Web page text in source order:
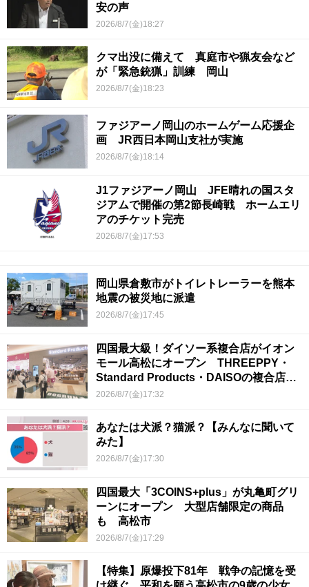
安の声
2026/8/7(金)18:27
クマ出没に備えて 真庭市や猟友会など
が「緊急銃猟」訓練 岡山
2026/8/7(金)18:23
ファジアーノ岡山のホームゲーム応援企
画 JR西日本岡山支社が実施
2026/8/7(金)18:14
J1ファジアーノ岡山 JFE晴れの国スタ
ジアムで開催の第2節長崎戦 ホームエリ
アのチケット完売
2026/8/7(金)17:53
岡山県倉敷市がトイレトレーラーを熊本
地震の被災地に派遣
2026/8/7(金)17:45
四国最大級！ダイソー系複合店がイオン
モール高松にオープン THREEPPY・
Standard Products・DAISOの複合店は
香川県初
2026/8/7(金)17:32
あなたは犬派？猫派？【みんなに聞いて
みた】
2026/8/7(金)17:30
四国最大「3COINS+plus」が丸亀町グリ
ーンにオープン 大型店舗限定の商品
も 高松市
2026/8/7(金)17:29
【特集】原爆投下81年 戦争の記憶を受